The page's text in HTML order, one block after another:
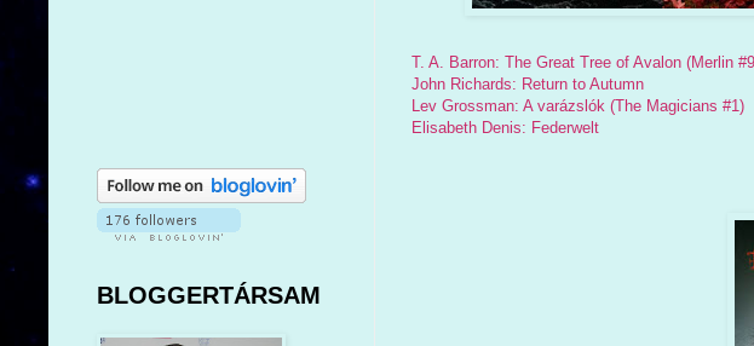
T. A. Barron: The Great Tree of Avalon (Merlin
John Richards: Return to Autumn
Lev Grossman: A varázslók (The Magicians #1)
Elisabeth Denis: Federwelt
BLOGGERTÁRSAM